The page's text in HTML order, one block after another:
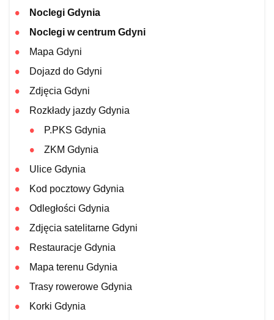
Noclegi Gdynia
Noclegi w centrum Gdyni
Mapa Gdyni
Dojazd do Gdyni
Zdjęcia Gdyni
Rozkłady jazdy Gdynia
P.PKS Gdynia
ZKM Gdynia
Ulice Gdynia
Kod pocztowy Gdynia
Odległości Gdynia
Zdjęcia satelitarne Gdyni
Restauracje Gdynia
Mapa terenu Gdynia
Trasy rowerowe Gdynia
Korki Gdynia